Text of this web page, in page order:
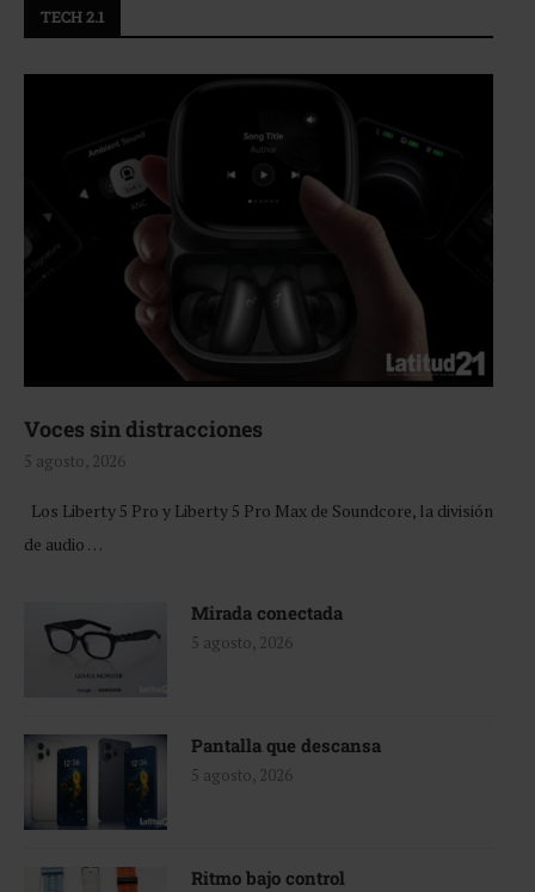
TECH 2.1
Voces sin distracciones
5 agosto, 2026
Los Liberty 5 Pro y Liberty 5 Pro Max de Soundcore, la división
de audio …
Mirada conectada
5 agosto, 2026
Pantalla que descansa
5 agosto, 2026
Ritmo bajo control